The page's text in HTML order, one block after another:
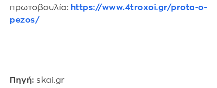
πρωτοβουλία: https://www.4troxoi.gr/prota-o-
pezos/
Πηγή: skai.gr